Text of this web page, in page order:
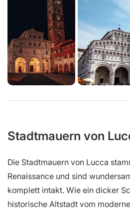
Stadtmauern von
Die Stadtmauern von Lucca
Renaissance und sind
komplett intakt. Wie ein dicker
historische Altstadt vom